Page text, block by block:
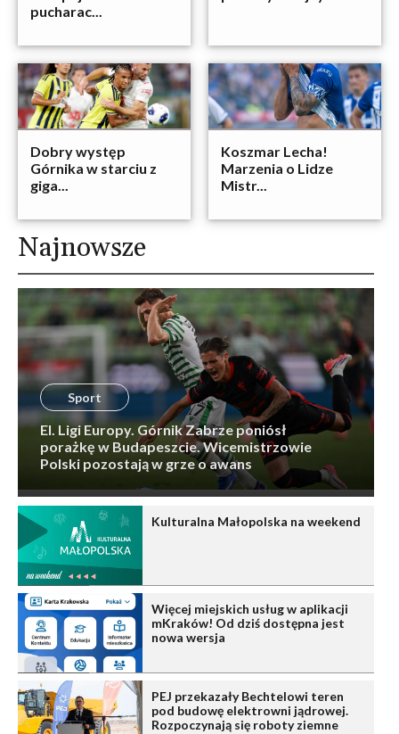
pucharac...
Dobry występ
Górnika w starciu z
giga...
Koszmar Lecha!
Marzenia o Lidze
Mistr...
Najnowsze
Sport
El. Ligi Europy. Górnik Zabrze poniósł
porażkę w Budapeszcie. Wicemistrzowie
Polski pozostają w grze o awans
Kulturalna Małopolska na weekend
Więcej miejskich usług w aplikacji
mKraków! Od dziś dostępna jest
nowa wersja
PEJ przekazały Bechtelowi teren
pod budowę elektrowni jądrowej.
Rozpoczynają się roboty ziemne